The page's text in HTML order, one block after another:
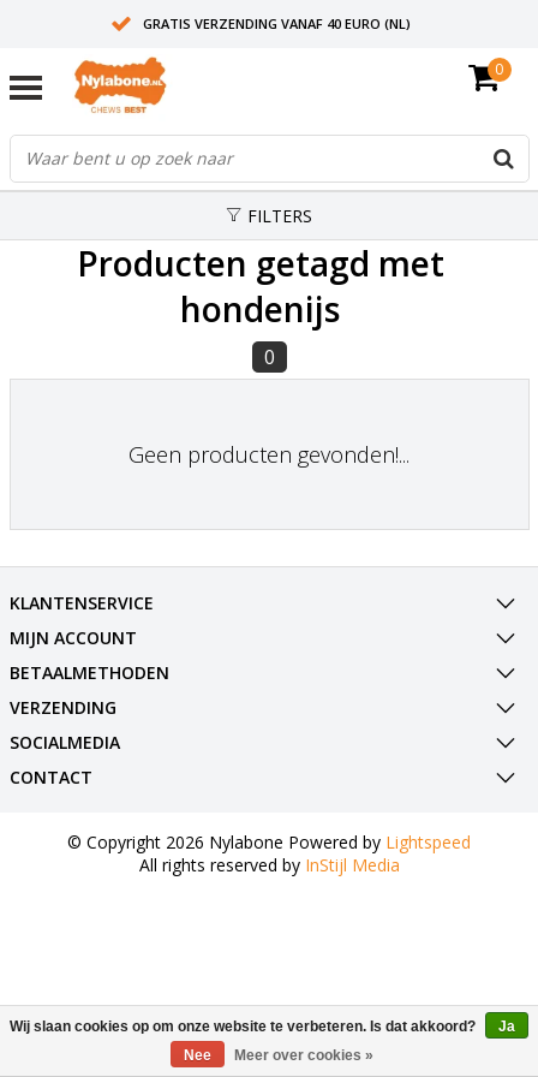
GRATIS VERZENDING VANAF 40 EURO (NL)
0
FILTERS
Producten getagd met
hondenijs
0
Geen producten gevonden!...
KLANTENSERVICE
MIJN ACCOUNT
BETAALMETHODEN
VERZENDING
SOCIALMEDIA
CONTACT
© Copyright 2026 Nylabone Powered by Lightspeed
All rights reserved by InStijl Media
Wij slaan cookies op om onze website te verbeteren. Is dat akkoord?
Ja
Nee
Meer over cookies »